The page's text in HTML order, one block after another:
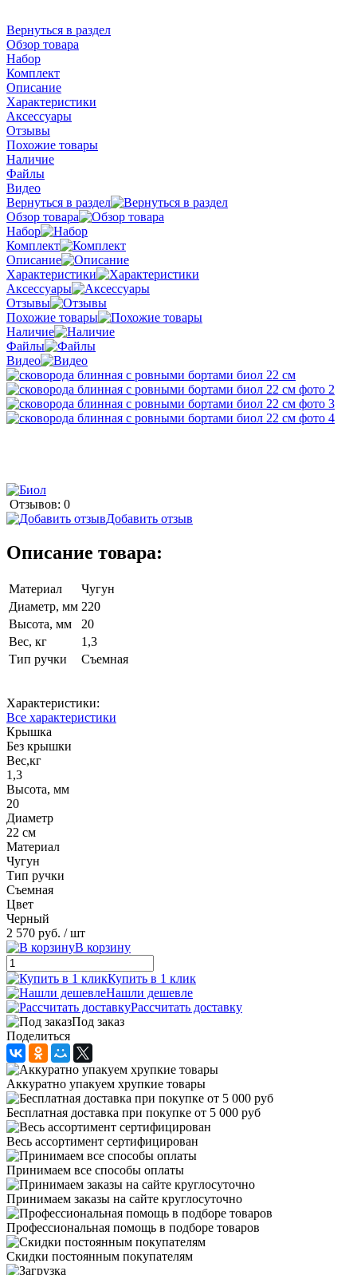
Вернуться в раздел
Обзор товара
Набор
Комплект
Описание
Характеристики
Аксессуары
Отзывы
Похожие товары
Наличие
Файлы
Видео
Вернуться в раздел
Обзор товара
Набор
Комплект
Описание
Характеристики
Аксессуары
Отзывы
Похожие товары
Наличие
Файлы
Видео
Отзывов: 0
Добавить отзыв
Описание товара:
Материал
Чугун
Диаметр, мм 220
Высота, мм
20
Вес, кг
1,3
Тип ручки
Съемная
Характеристики:
Все характеристики
Крышка
Без крышки
Вес,кг
1,3
Высота, мм
20
Диаметр
22 см
Материал
Чугун
Тип ручки
Съемная
Цвет
Черный
2 570 руб. / шт
В корзину
Купить в 1 клик
Нашли дешевле
Рассчитать доставку
Под заказ
Поделиться
Аккуратно упакуем хрупкие товары
Бесплатная доставка при покупке от 5 000 руб
Весь ассортимент сертифицирован
Принимаем все способы оплаты
Принимаем заказы на сайте круглосуточно
Профессиональная помощь в подборе товаров
Скидки постоянным покупателям